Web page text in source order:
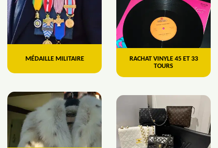
MÉDAILLE MILITAIRE
RACHAT VINYLE 45 ET 33
TOURS